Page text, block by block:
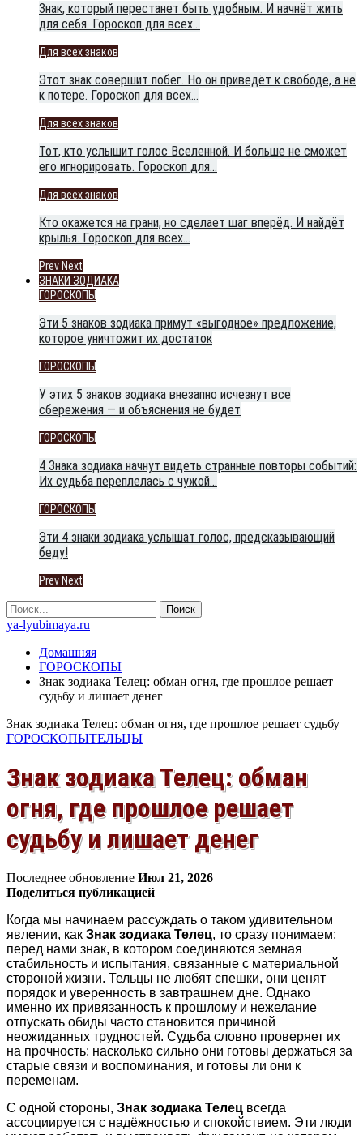
Знак, который перестанет быть удобным. И начнёт жить
для себя. Гороскоп для всех…
Для всех знаков
Этот знак совершит побег. Но он приведёт к свободе, а не
к потере. Гороскоп для всех…
Для всех знаков
Тот, кто услышит голос Вселенной. И больше не сможет
его игнорировать. Гороскоп для…
Для всех знаков
Кто окажется на грани, но сделает шаг вперёд. И найдёт
крылья. Гороскоп для всех…
Prev Next
ЗНАКИ ЗОДИАКА
ГОРОСКОПЫ
Эти 5 знаков зодиака примут «выгодное» предложение,
которое уничтожит их достаток
ГОРОСКОПЫ
У этих 5 знаков зодиака внезапно исчезнут все
сбережения — и объяснения не будет
ГОРОСКОПЫ
4 Знака зодиака начнут видеть странные повторы событий:
Их судьба переплелась с чужой…
ГОРОСКОПЫ
Эти 4 знаки зодиака услышат голос, предсказывающий
беду!
Prev Next
ya-lyubimaya.ru
Домашняя
ГОРОСКОПЫ
Знак зодиака Телец: обман огня, где прошлое решает
судьбу и лишает денег
Знак зодиака Телец: обман огня, где прошлое решает судьбу
ГОРОСКОПЫТЕЛЬЦЫ
Знак зодиака Телец: обман
огня, где прошлое решает
судьбу и лишает денег
Последнее обновление Июл 21, 2026
Поделиться публикацией
Когда мы начинаем рассуждать о таком удивительном
явлении, как Знак зодиака Телец, то сразу понимаем:
перед нами знак, в котором соединяются земная
стабильность и испытания, связанные с материальной
стороной жизни. Тельцы не любят спешки, они ценят
порядок и уверенность в завтрашнем дне. Однако
именно их привязанность к прошлому и нежелание
отпускать обиды часто становится причиной
неожиданных трудностей. Судьба словно проверяет их
на прочность: насколько сильно они готовы держаться за
старые связи и воспоминания, и готовы ли они к
переменам.
С одной стороны, Знак зодиака Телец всегда
ассоциируется с надёжностью и спокойствием. Эти люди